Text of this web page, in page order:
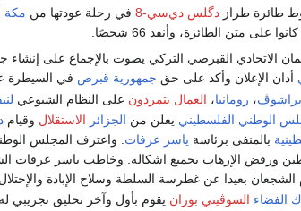
طائرة طرازدگلس دي‌سي-8 في رحلة عودتها من مكة
على متن الطائرة، وأنقذ 66 شخصًا.
الاتحادي القبرصي التركي يصوت بالإجماع على
أدان الإعلان وأكد على حق جمهورية قبرص في السيطرة
براشوڤ، رومانيا، العمال يتمردون على النظام الشيوعي
الوطني الفلسطيني يعلن من الجزائر الاستقلال وقيام
بالمنفى برئاسة ياسر عرفات . واعترف المجلس
ورفض الإرهاب بجميع اشكاله. وخاطب ياسر عرفات
الشجعان بعيدا عن غطرسة السلطة وسلاح الإبادة
الفضاء السوڤيتي بوران